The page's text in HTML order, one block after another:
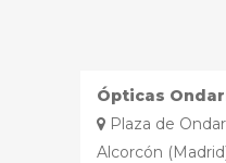
Ópticas
Plaza de
Alcorcón